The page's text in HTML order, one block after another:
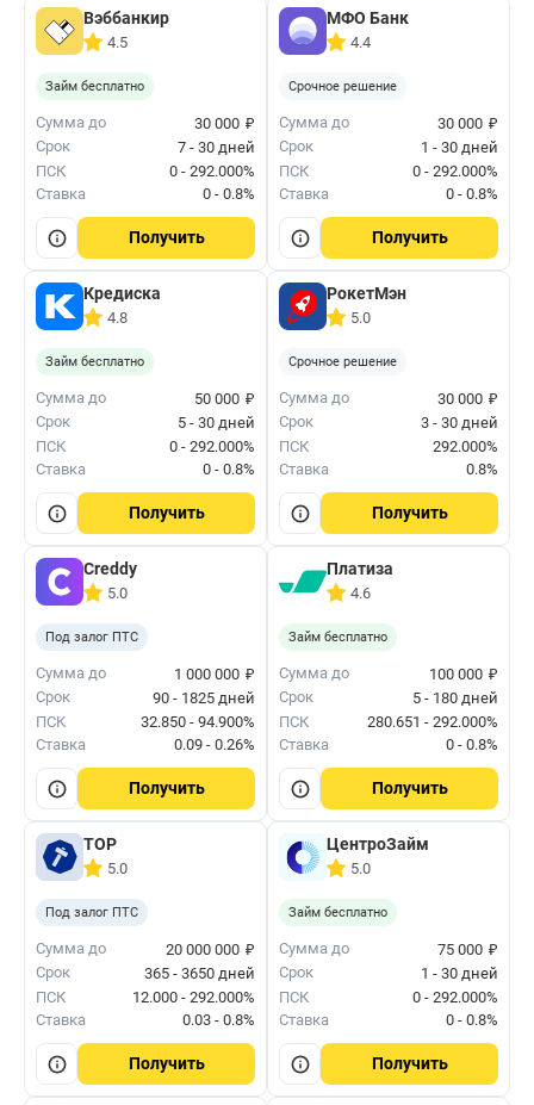
Вэббанкир
4.5
Займ бесплатно
Сумма до 30 000 ₽
Срок
7 - 30 дней
ПСК
0 - 292.000%
Ставка
0 - 0.8%
Получить
МФО Банк
4.4
Срочное решение
Сумма до 30 000 ₽
Срок
1 - 30 дней
ПСК
0 - 292.000%
Ставка
0 - 0.8%
Получить
Кредиска
4.8
Займ бесплатно
Сумма до 50 000 ₽
Срок
5 - 30 дней
ПСК
0 - 292.000%
Ставка
0 - 0.8%
Получить
РокетМэн
5.0
Срочное решение
Сумма до 30 000 ₽
Срок
3 - 30 дней
ПСК
292.000%
Ставка
0.8%
Получить
Creddy
5.0
Под залог ПТС
Сумма до 1 000 000 ₽
Срок
90 - 1825 дней
ПСК
32.850 - 94.900%
Ставка
0.09 - 0.26%
Получить
Платиза
4.6
Займ бесплатно
Сумма до 100 000 ₽
Срок
5 - 180 дней
ПСК
280.651 - 292.000%
Ставка
0 - 0.8%
Получить
ТОР
5.0
Под залог ПТС
Сумма до 20 000 000 ₽
Срок
365 - 3650 дней
ПСК
12.000 - 292.000%
Ставка
0.03 - 0.8%
Получить
ЦентроЗайм
5.0
Займ бесплатно
Сумма до 75 000 ₽
Срок
1 - 30 дней
ПСК
0 - 292.000%
Ставка
0 - 0.8%
Получить